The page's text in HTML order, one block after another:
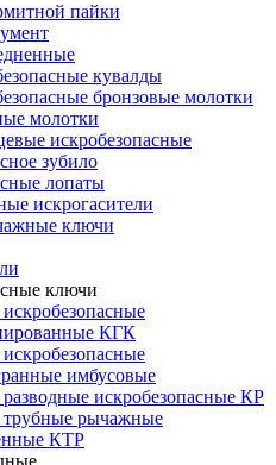
пайки
кувалды
бронзовые молотки
молотки
искробезопасные
зубило
лопаты
искрогасители
ключи
ключи
КГК
имбусовые
искробезопасные КР
рычажные
КТР